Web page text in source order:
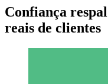
Confiança
reais de clientes